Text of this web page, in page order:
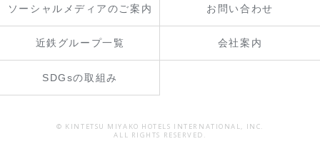
ソーシャルメディアのご案内 お問い合わせ
近鉄グループ一覧 会社案内
SDGsの取組み
© KINTETSU MIYAKO HOTELS INTERNATIONAL, INC.
ALL RIGHTS RESERVED.